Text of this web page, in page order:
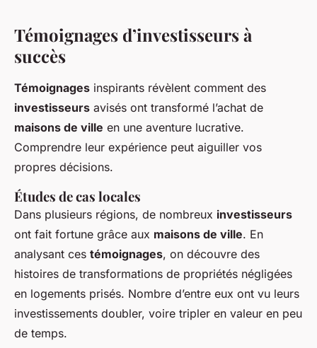
Témoignages d’investisseurs à
succès
Témoignages inspirants révèlent comment des
investisseurs avisés ont transformé l’achat de
maisons de ville en une aventure lucrative.
Comprendre leur expérience peut aiguiller vos
propres décisions.
Études de cas locales
Dans plusieurs régions, de nombreux investisseurs
ont fait fortune grâce aux maisons de ville. En
analysant ces témoignages, on découvre des
histoires de transformations de propriétés négligées
en logements prisés. Nombre d’entre eux ont vu leurs
investissements doubler, voire tripler en valeur en peu
de temps.